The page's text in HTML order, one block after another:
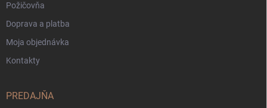
Požičovňa
Doprava a platba
Moja objednávka
Kontakty
PREDAJŇA